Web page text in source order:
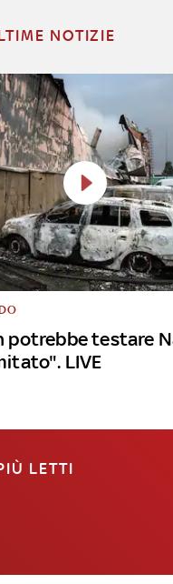
NOTIZIE
potrebbe testare
LIVE
LETTI